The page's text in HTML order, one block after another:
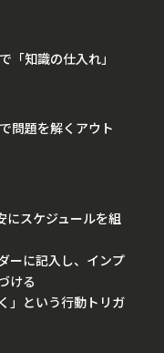
「知識の仕入れ」
問題を解くアウト
スケジュールを組
ーに記入し、インプ
ける
」という行動トリガ